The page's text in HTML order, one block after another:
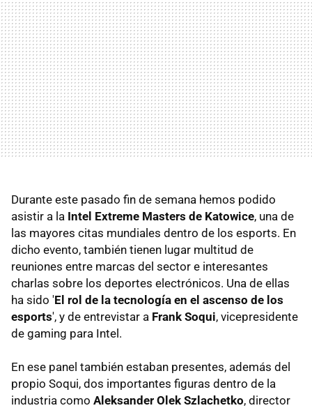
Durante este pasado fin de semana hemos podido
asistir a la Intel Extreme Masters de Katowice, una de
las mayores citas mundiales dentro de los esports. En
dicho evento, también tienen lugar multitud de
reuniones entre marcas del sector e interesantes
charlas sobre los deportes electrónicos. Una de ellas
ha sido 'El rol de la tecnología en el ascenso de los
esports', y de entrevistar a Frank Soqui, vicepresidente
de gaming para Intel.
En ese panel también estaban presentes, además del
propio Soqui, dos importantes figuras dentro de la
industria como Aleksander Olek Szlachetko, director